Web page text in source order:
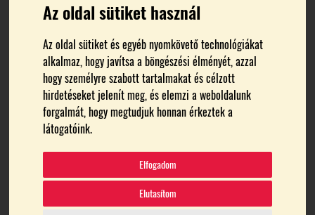
Az oldal sütiket használ
Az oldal sütiket és egyéb nyomkövető technológiákat
alkalmaz, hogy javítsa a böngészési élményét, azzal
hogy személyre szabott tartalmakat és célzott
hirdetéseket jelenít meg, és elemzi a weboldalunk
forgalmát, hogy megtudjuk honnan érkeztek a
látogatóink.
Elfogadom
Elutasítom
FŐOLDAL HÍREK
Mészáros Gabriella kapta
idén a Bussay László
Emlékdíjat
Témák:
Bussay László Emlékdíj